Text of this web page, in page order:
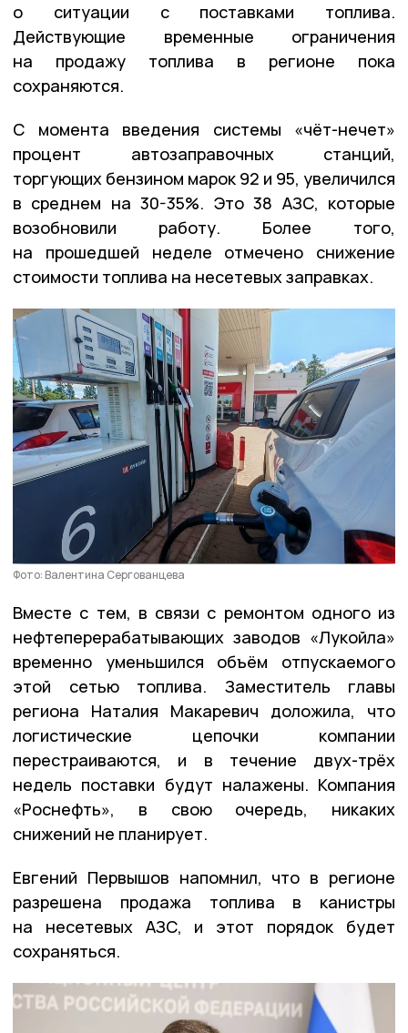
о ситуации с поставками топлива.
Действующие временные ограничения
на продажу топлива в регионе пока
сохраняются.
С момента введения системы «чёт-нечет»
процент автозаправочных станций,
торгующих бензином марок 92 и 95, увеличился
в среднем на 30-35%. Это 38 АЗС, которые
возобновили работу. Более того,
на прошедшей неделе отмечено снижение
стоимости топлива на несетевых заправках.
Фото: Валентина Сергованцева
Вместе с тем, в связи с ремонтом одного из
нефтеперерабатывающих заводов «Лукойла»
временно уменьшился объём отпускаемого
этой сетью топлива. Заместитель главы
региона Наталия Макаревич доложила, что
логистические цепочки компании
перестраиваются, и в течение двух-трёх
недель поставки будут налажены. Компания
«Роснефть», в свою очередь, никаких
снижений не планирует.
Евгений Первышов напомнил, что в регионе
разрешена продажа топлива в канистры
на несетевых АЗС, и этот порядок будет
сохраняться.